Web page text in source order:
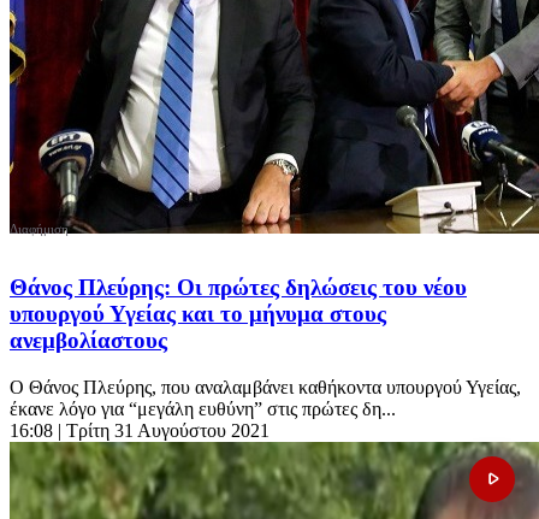
Θάνος Πλεύρης: Οι πρώτες δηλώσεις του νέου
υπουργού Υγείας και το μήνυμα στους
ανεμβολίαστους
Ο Θάνος Πλεύρης, που αναλαμβάνει καθήκοντα υπουργού Υγείας,
έκανε λόγο για “μεγάλη ευθύνη” στις πρώτες δη...
16:08 | Τρίτη 31 Αυγούστου 2021